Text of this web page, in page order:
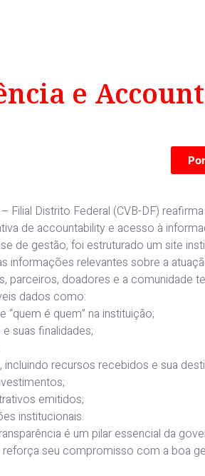
e
Filial Distrito Federal (CVB-DF)
de accountability e acesso à
de gestão, foi estruturado um site
informações relevantes sobre a
parceiros, doadores e a
dados como:
“quem é quem” na instituição;
suas finalidades;
recursos recebidos e sua
emitidos;
institucionais.
é um pilar essencial da
reforça seu compromisso com a boa